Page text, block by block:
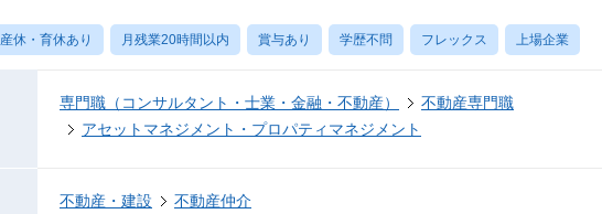
産休・育休あり 月残業20時間以内 賞与あり 学歴不問 フレックス 上場企業
専門職（コンサルタント・士業・金融・不動産）
不動産専門職
アセットマネジメント・プロパティマネジメント
不動産・建設 不動産仲介